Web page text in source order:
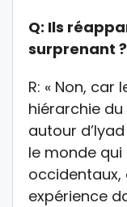
Q: Ils
surprenant ?
R: « Non,
hiérarchie
autour
le monde qui
occidentaux,
expérience